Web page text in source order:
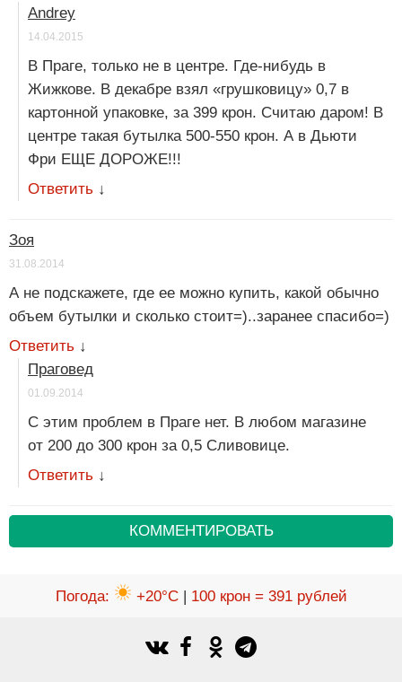
Andrey
14.04.2015
В Праге, только не в центре. Где-нибудь в
Жижкове. В декабре взял «грушковицу» 0,7 в
картонной упаковке, за 399 крон. Считаю даром! В
центре такая бутылка 500-550 крон. А в Дьюти
Фри ЕЩЕ ДОРОЖЕ!!!
Ответить ↓
Зоя
31.08.2014
А не подскажете, где ее можно купить, какой обычно
объем бутылки и сколько стоит=)..заранее спасибо=)
Ответить ↓
Праговед
01.09.2014
С этим проблем в Праге нет. В любом магазине
от 200 до 300 крон за 0,5 Сливовице.
Ответить ↓
КОММЕНТИРОВАТЬ
Погода: +20°C| 100 крон = 391 рублей